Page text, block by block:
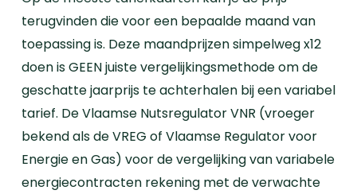
terugvinden die voor een bepaalde maand van
toepassing is. Deze maandprijzen simpelweg x12
doen is GEEN juiste vergelijkingsmethode om de
geschatte jaarprijs te achterhalen bij een variabel
tarief. De Vlaamse Nutsregulator VNR (vroeger
bekend als de VREG of Vlaamse Regulator voor
Energie en Gas) voor de vergelijking van variabele
energiecontracten rekening met de verwachte